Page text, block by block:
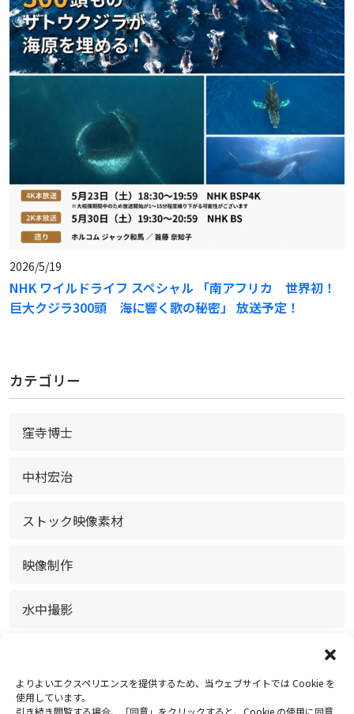
よりよいエクスペリエンスを提供するため、当ウェブサイトでは Cookie を
使用しています。
引き続き閲覧する場合、「同意」をクリックすると、Cookie の使用に同意
2026/5/19
NHK ワイルドライフ スペシャル 「南アフリカ 世界初！
巨大クジラ300頭 海に響く歌の秘密」 放送予定！
カテゴリー
窪寺博士
中村宏治
ストック映像素材
映像制作
水中撮影
お知らせ